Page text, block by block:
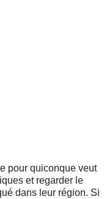
pour quiconque veut
et regarder le
dans leur région. Si